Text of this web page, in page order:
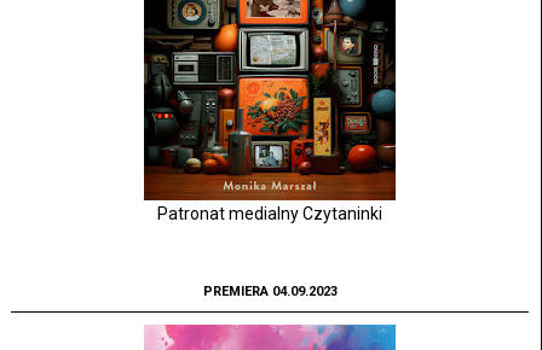
Patronat medialny Czytaninki
PREMIERA 04.09.2023